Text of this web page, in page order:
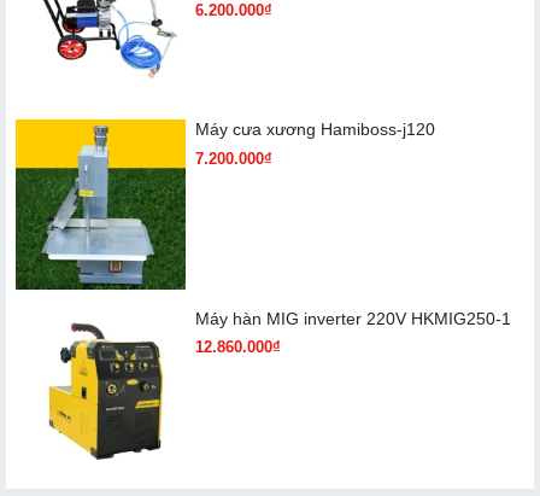
6.200.000₫
Máy cưa xương Hamiboss-j120
7.200.000₫
Máy hàn MIG inverter 220V HKMIG250-1
12.860.000₫